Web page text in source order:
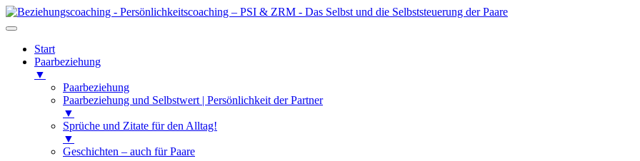
Start
Paarbeziehung
▼
Paarbeziehung
Paarbeziehung und Selbstwert | Persönlichkeit der Partner
▼
Sprüche und Zitate für den Alltag!
▼
Geschichten – auch für Paare